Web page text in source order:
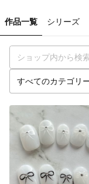
作品一覧 シリーズ